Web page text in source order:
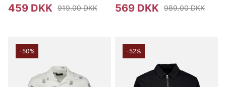
459 DKK 919.00 DKK 569 DKK 989.00 DKK
-50% -52%